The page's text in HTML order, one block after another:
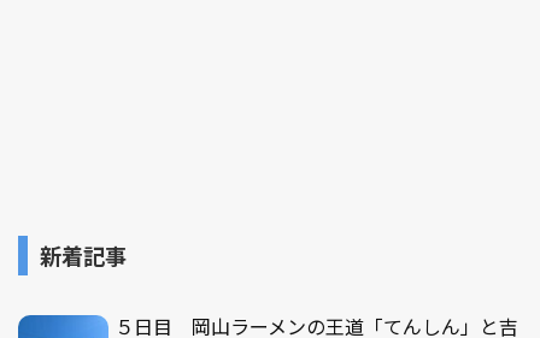
新着記事
５日目 岡山ラーメンの王道「てんしん」と吉